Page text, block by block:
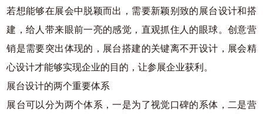
若想能够在展会中脱颖而出，需要新颖别致的展台设计和搭
建，给人带来眼前一亮的感觉，直观抓住人的眼球。创意营
销是需要突出体现的，展台搭建的关键离不开设计，展会精
心设计才能够实现企业的目的，让参展企业获利。
展台设计的两个重要体系
展台可以分为两个体系，一是为了视觉口碑的系体，二是营